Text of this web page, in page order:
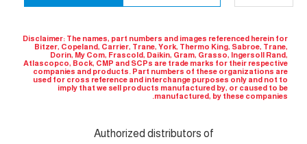
Disclaimer: The names, part numbers and images referenced herein for
Bitzer, Copeland, Carrier, Trane, York, Thermo King, Sabroe, Trane,
Dorin, My Com, Frascold, Daikin, Gram, Grasso, Ingersoll Rand,
Atlascopco, Bock, CMP and SCPs are trade marks for their respective
companies and products. Part numbers of these organizations are
used for cross reference and interchange purposes only and not to
imply that we sell products manufactured by, or caused to be
manufactured, by these companies.
Authorized distributors of